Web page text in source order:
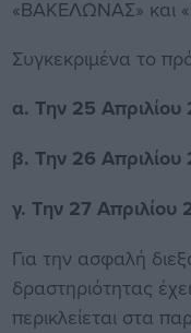
«ΒΑΚΕΛΩΝΑΣ» και
Συγκεκριμένα το
α. Την 25
β. Την 26
γ. Την 27
Για την ασφαλή
δραστηριότητας
περικλείεται στα